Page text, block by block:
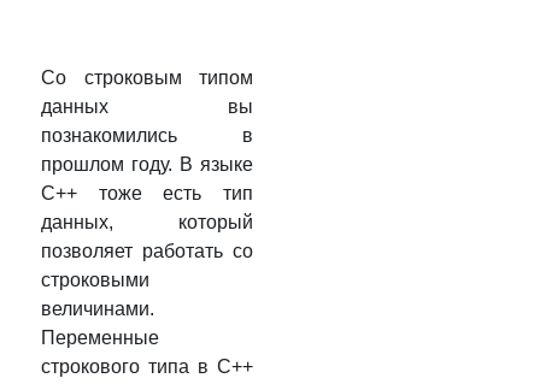
Cо строковым типом
данных вы
познакомились в
прошлом году. В языке
С++ тоже есть тип
данных, который
позволяет работать со
строковыми
величинами.
Переменные
строкового типа в С++